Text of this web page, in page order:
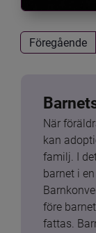
Föregående
När
kan
familj. I
barnet i
före
fattas.